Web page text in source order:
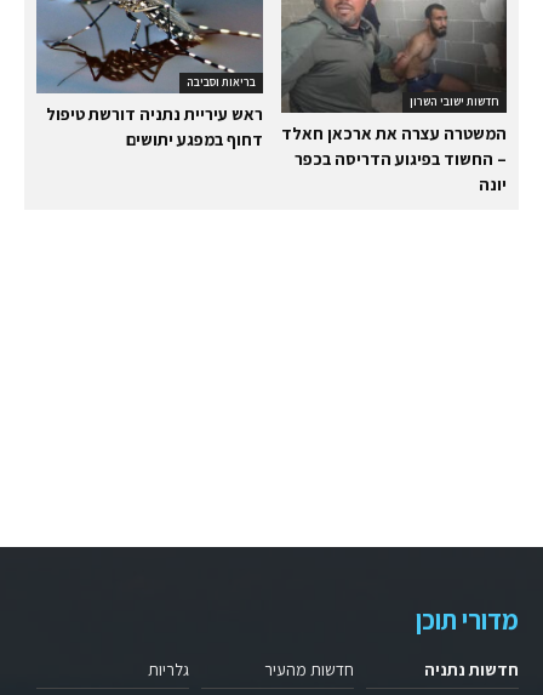
בריאות וסביבה
ראש עיריית נתניה דורשת טיפול
דחוף במפגע יתושים
חדשות ישובי השרון
המשטרה עצרה את ארכאן חאלד
– החשוד בפיגוע הדריסה בכפר
יונה
מדורי תוכן
חדשות נתניה
חדשות מהעיר
גלריות